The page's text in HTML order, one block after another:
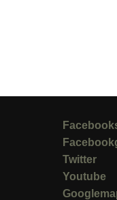
Twitter
Youtube